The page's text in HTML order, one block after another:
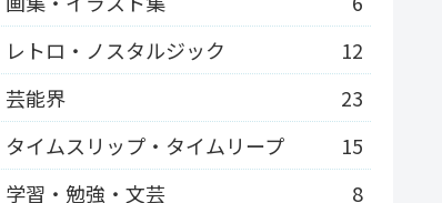
レトロ・ノスタルジック
12
芸能界
23
タイムスリップ・タイムリープ
15
学習・勉強・文芸
8